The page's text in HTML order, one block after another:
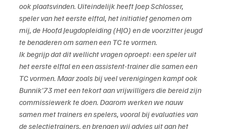
ook plaatsvinden. Uiteindelijk heeft Joep Schlosser,
speler van het eerste elftal, het initiatief genomen om
mij, de Hoofd Jeugdopleiding (HJO) en de voorzitter jeugd
te benaderen om samen een TC te vormen.
Ik begrijp dat dit wellicht vragen oproept: een speler uit
het eerste elftal en een assistent-trainer die samen een
TC vormen. Maar zoals bij veel verenigingen kampt ook
Bunnik’73 met een tekort aan vrijwilligers die bereid zijn
commissiewerk te doen. Daarom werken we nauw
samen met trainers en spelers, vooral bij evaluaties van
de selectietrainers, en brengen wij advies uit aan het